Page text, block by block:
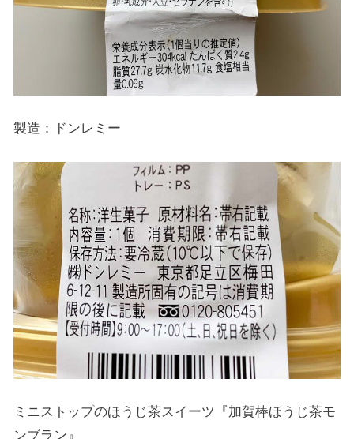
製造：ドンレミー
ミニストップのほうじ茶スイーツ『加賀棒ほうじ茶モ
ンブラン』